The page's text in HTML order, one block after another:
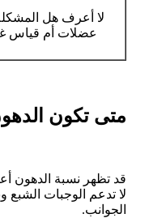
لا أعرف هل
عضلات أم قياس
متى تكون
قد تظهر نسبة الدهون
لا تدعم الوجبات
الجوانب.